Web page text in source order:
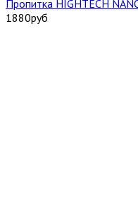
Пропитка HIGHTECH
1880руб